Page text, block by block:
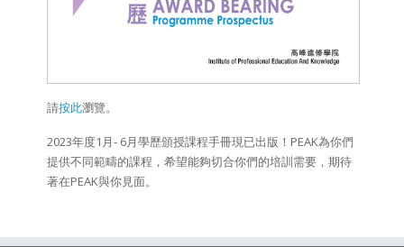
請按此瀏覽。
2023年度1月- 6月學歷頒授課程手冊現已出版！PEAK為你們
提供不同範疇的課程，希望能夠切合你們的培訓需要，期待
著在PEAK與你見面。